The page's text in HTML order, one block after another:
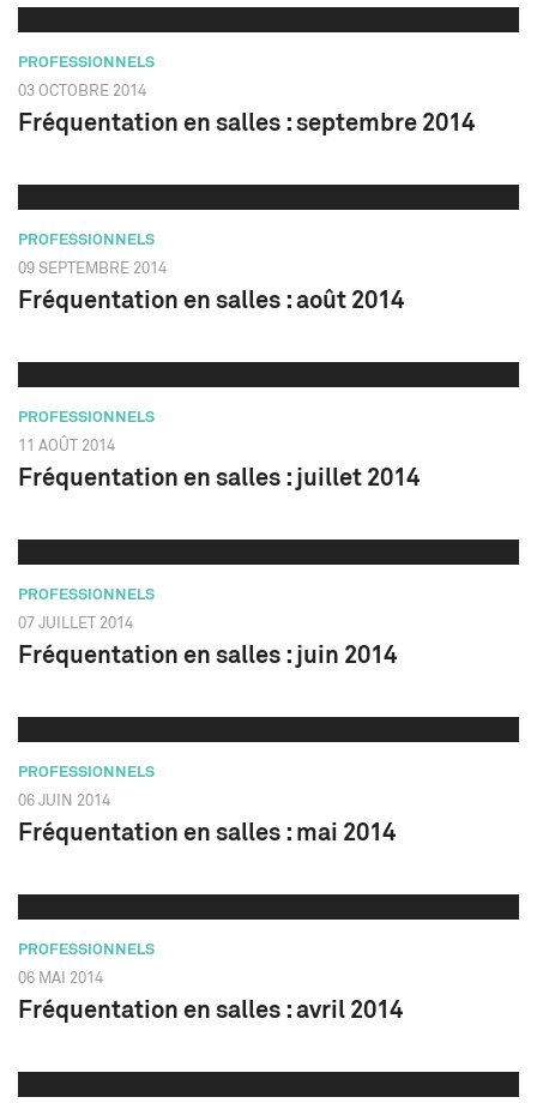
PROFESSIONNELS
03 OCTOBRE 2014
Fréquentation en salles : septembre 2014
PROFESSIONNELS
09 SEPTEMBRE 2014
Fréquentation en salles : août 2014
PROFESSIONNELS
11 AOÛT 2014
Fréquentation en salles : juillet 2014
PROFESSIONNELS
07 JUILLET 2014
Fréquentation en salles : juin 2014
PROFESSIONNELS
06 JUIN 2014
Fréquentation en salles : mai 2014
PROFESSIONNELS
06 MAI 2014
Fréquentation en salles : avril 2014